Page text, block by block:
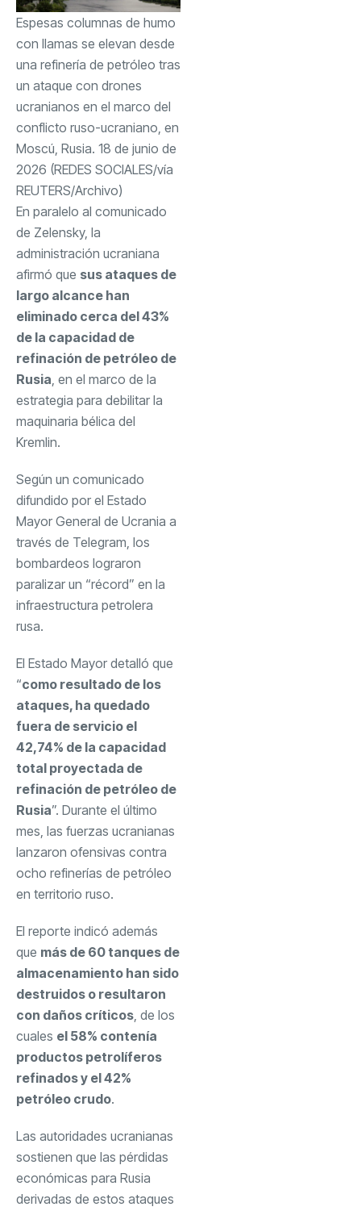
Espesas columnas de humo
con llamas se elevan desde
una refinería de petróleo tras
un ataque con drones
ucranianos en el marco del
conflicto ruso-ucraniano, en
Moscú, Rusia. 18 de junio de
2026 (REDES SOCIALES/vía
REUTERS/Archivo)
En paralelo al comunicado
de Zelensky, la
administración ucraniana
afirmó que sus ataques de
largo alcance han
eliminado cerca del 43%
de la capacidad de
refinación de petróleo de
Rusia, en el marco de la
estrategia para debilitar la
maquinaria bélica del
Kremlin.
Según un comunicado
difundido por el Estado
Mayor General de Ucrania a
través de Telegram, los
bombardeos lograron
paralizar un “récord” en la
infraestructura petrolera
rusa.
El Estado Mayor detalló que
“como resultado de los
ataques, ha quedado
fuera de servicio el
42,74% de la capacidad
total proyectada de
refinación de petróleo de
Rusia”. Durante el último
mes, las fuerzas ucranianas
lanzaron ofensivas contra
ocho refinerías de petróleo
en territorio ruso.
El reporte indicó además
que más de 60 tanques de
almacenamiento han sido
destruidos o resultaron
con daños críticos, de los
cuales el 58% contenía
productos petrolíferos
refinados y el 42%
petróleo crudo.
Las autoridades ucranianas
sostienen que las pérdidas
económicas para Rusia
derivadas de estos ataques